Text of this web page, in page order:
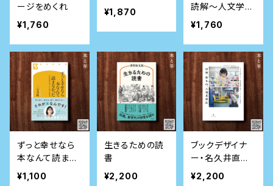
ージをめくれ
¥1,760
¥1,870
読解～人文学的
思考を鍛える
「読み方」10講
¥1,760
ずっと幸せなら
本なんて読まな
かった: 人生の
悩み・苦しみに
¥1,100
生きるための読
書
¥2,200
ブックデザイナ
ー・名久井直子
が行く 印刷・紙
もの、工場見学
¥2,200